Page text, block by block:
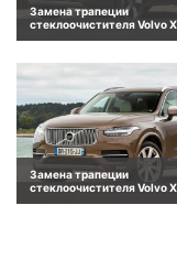
Замена трапеции
стеклоочистителя Volvo
Замена трапеции
стеклоочистителя Volvo